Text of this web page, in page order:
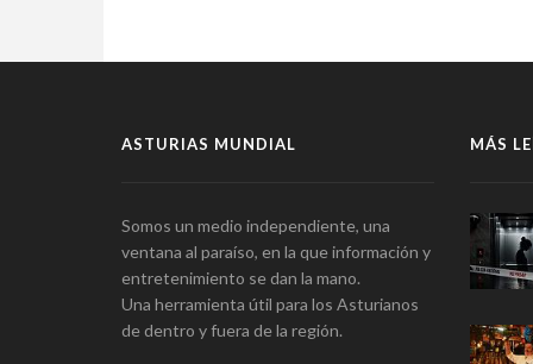
ASTURIAS MUNDIAL
Somos un medio independiente, una
ventana al paraíso, en la que información y
entretenimiento se dan la mano.
Una herramienta útil para los Asturianos
de dentro y fuera de la región.
MÁS